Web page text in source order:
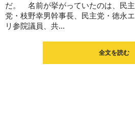
だ。 名前が挙がっていたのは、民主
党・枝野幸男幹事長、民主党・徳永エ
リ参院議員、共...
全文を読む